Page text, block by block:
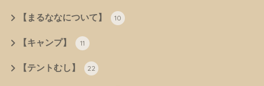
【まるななについて】 10
【キャンプ】 11
【テントむし】 22